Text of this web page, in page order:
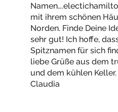
mit ihrem schönen
Norden. Finde Deine
sehr gut! Ich hoffe,
Spitznamen für sich
liebe Grüße aus dem
und dem kühlen
Claudia